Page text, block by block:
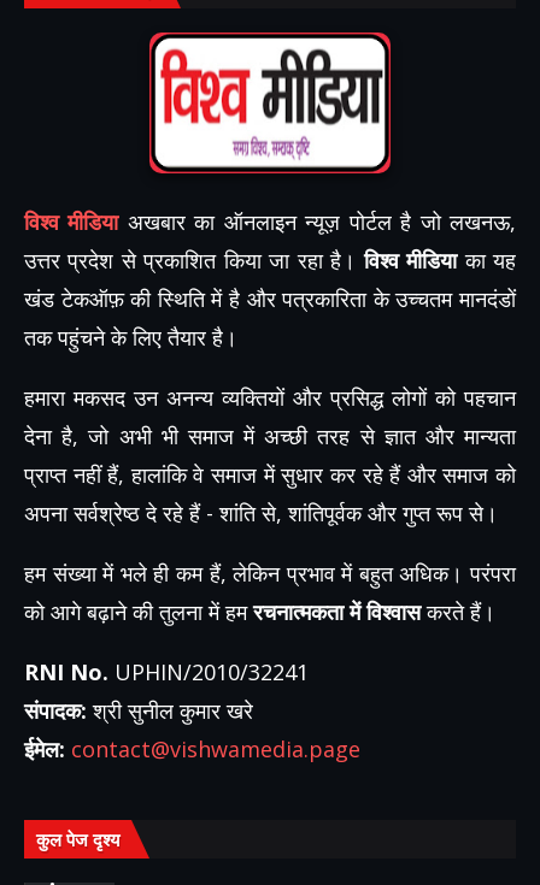
विश्व मीडियाअखबार का ऑनलाइन न्यूज़ पोर्टल है जो लखनऊ,
उत्तर प्रदेश से प्रकाशित किया जा रहा है।विश्व मीडियाका यह
खंड टेकऑफ़ की स्थिति में है और पत्रकारिता के उच्चतम मानदंडों
तक पहुंचने के लिए तैयार है।
हमारा मकसद उन अनन्य व्यक्तियों और प्रसिद्ध लोगों को पहचान
देना है, जो अभी भी समाज में अच्छी तरह से ज्ञात और मान्यता
प्राप्त नहीं हैं, हालांकि वे समाज में सुधार कर रहे हैं और समाज को
अपना सर्वश्रेष्ठ दे रहे हैं - शांति से, शांतिपूर्वक और गुप्त रूप से।
हम संख्या में भले ही कम हैं, लेकिन प्रभाव में बहुत अधिक। परंपरा
को आगे बढ़ाने की तुलना में हमरचनात्मकता में विश्वासकरते हैं।
RNI No. UPHIN/2010/32241
संपादक: श्री सुनील कुमार खरे
ईमेल: contact@vishwamedia.page
कुल पेज दृश्य